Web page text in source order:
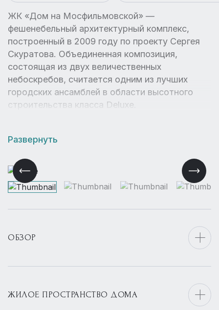
ЖК «Дом на Мосфильмовской» —
фешенебельный архитектурный комплекс,
построенный в 2009 году по проекту Сергея
Скуратова. Объединенная композиция,
состоящая из двух величественных
небоскребов, считается одним из лучших
городских ансамблей в области высотного
строительства класса Deluxe.
Развернуть
ОБЗОР
ЖИЛОЕ ПРОСТРАНСТВО ДОМА